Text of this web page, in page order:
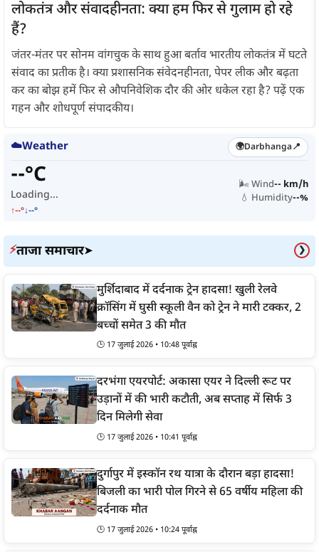
लोकतंत्र और संवादहीनता: क्या हम फिर से गुलाम हो रहे
हैं?
जंतर-मंतर पर सोनम वांगचुक के साथ हुआ बर्ताव भारतीय लोकतंत्र में घटते
संवाद का प्रतीक है। क्या प्रशासनिक संवेदनहीनता, पेपर लीक और बढ़ता
कर का बोझ हमें फिर से औपनिवेशिक दौर की ओर धकेल रहा है? पढ़ें एक
गहन और शोधपूर्ण संपादकीय।
☁️Weather 🌍Darbhanga📍
--°C
Loading...
↑--°↓--°
🌬️ Wind-- km/h
💧 Humidity--%
⚡ताजा समाचार➤ ❯
मुर्शिदाबाद में दर्दनाक ट्रेन हादसा! खुली रेलवे
क्रॉसिंग में घुसी स्कूली वैन को ट्रेन ने मारी टक्कर, 2
बच्चों समेत 3 की मौत
🕒 17 जुलाई 2026 • 10:48 पूर्वाह्न
दरभंगा एयरपोर्ट: अकासा एयर ने दिल्ली रूट पर
उड़ानों में की भारी कटौती, अब सप्ताह में सिर्फ 3
दिन मिलेगी सेवा
🕒 17 जुलाई 2026 • 10:41 पूर्वाह्न
दुर्गापुर में इस्कॉन रथ यात्रा के दौरान बड़ा हादसा!
बिजली का भारी पोल गिरने से 65 वर्षीय महिला की
दर्दनाक मौत
🕒 17 जुलाई 2026 • 10:24 पूर्वाह्न